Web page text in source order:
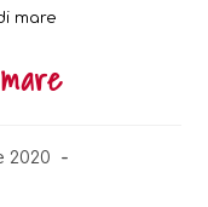
mare
2020